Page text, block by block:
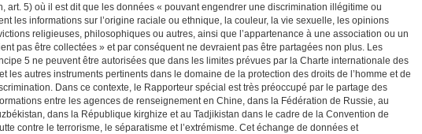
art. 5) où il est dit que les données « pouvant engendrer une discrimination illégitime ou
les informations sur l’origine raciale ou ethnique, la couleur, la vie sexuelle, les opinions
religieuses, philosophiques ou autres, ainsi que l’appartenance à une association ou un
pas être collectées » et par conséquent ne devraient pas être partagées non plus. Les
5 ne peuvent être autorisées que dans les limites prévues par la Charte internationale des
les autres instruments pertinents dans le domaine de la protection des droits de l’homme et de
Dans ce contexte, le Rapporteur spécial est très préoccupé par le partage des
entre les agences de renseignement en Chine, dans la Fédération de Russie, au
dans la République kirghize et au Tadjikistan dans le cadre de la Convention de
contre le terrorisme, le séparatisme et l’extrémisme. Cet échange de données et